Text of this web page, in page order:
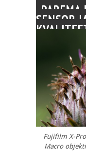
SENSOR
Fujifilm X-
Macro